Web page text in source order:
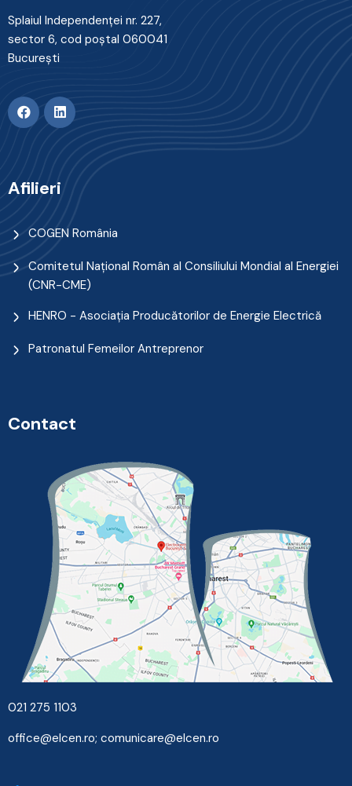
Splaiul Independenţei nr. 227,
sector 6, cod poştal 060041
Bucureşti
Afilieri
COGEN România
Comitetul Naţional Român al Consiliului Mondial al Energiei
(CNR-CME)
HENRO - Asociația Producătorilor de Energie Electrică
Patronatul Femeilor Antreprenor
Contact
021 275 1103
office@elcen.ro; comunicare@elcen.ro